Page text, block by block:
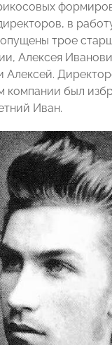
в
трое
Алексея
Алексей.
компании был
Иван.